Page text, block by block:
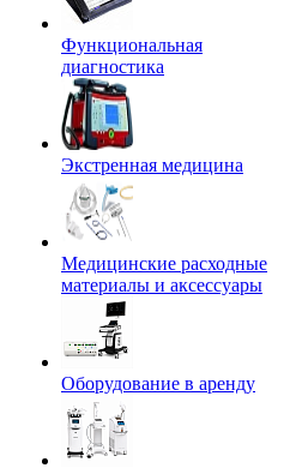
Функциональная
диагностика
Экстренная медицина
Медицинские расходные
материалы и аксессуары
Оборудование в аренду